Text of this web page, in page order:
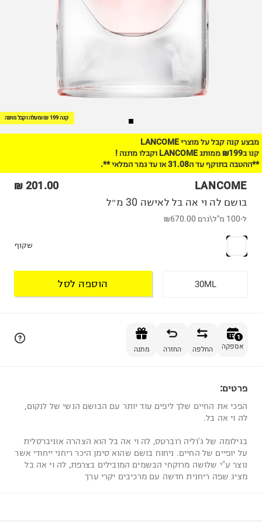
קנה 199 ₪ ומעלה וקבל מתנה
מבצע קנה קבל על מוצרי LANCOME
קנו ב₪199 ממותג LANCOME וקבלו מתנה !
**ההטבה בתוקף עד ה31.08 או עד גמר המלאי **.
LANCOME
201.00 ₪
בושם לה וי אה בל לאישה 30 מ״ל
₪670.00 ל-100 מ"ל\גרם
שקוף
30ML הוספה לסל
1
אספקה החלפה החזרה מתנה
פרטים:
הפכי את החיים שלך ליפים עוד יותר עם הבושם הנשי של לנקום,
לה וי אה בל.
בגילומה של ג'וליה רוברטס, לה וי אה בל הוא הצהרה אוניברסלית
על יופיים של החיים. ניחוח בושם שהוא סימן היכר ריחני ייחודי אשר
נוצר ע"י שלושה מרוקחי הבשמים המובילים בצרפת, לה וי אה בל
מציג שפה ריחנית חדשה עם מרכיבים יקרי ערך